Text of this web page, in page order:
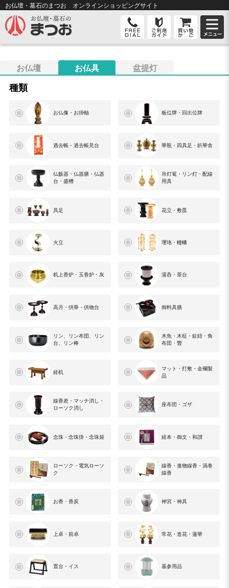
お仏壇・墓石のまつお オンラインショッピングサイト
お仏壇 お仏具 盆提灯
種類
お仏像・お掛軸 板位牌・回出位牌
過去帳・過去帳見台 華瓶・四具足・鋲華舎
仏飯器・仏器膳・仏器
台・盛槽
吊灯篭・リン灯・配線
用具
具足 花立・敷皿
火立 瓔珞・幢幡
机上香炉・玉香炉・灰 湯呑・茶台
高月・供華・供物台 御料具膳
リン、リン布団、リン
台、リン棒
木魚・木柾・鉦鋙・角
布団・畳
経机
マット・打敷・金襴製
品
線香差・マッチ消し・
ローソク消し
座布団・ゴザ
念珠・念珠掛・念珠袋 経本・御文・和讃
ローソク・電気ローソ
ク
線香・進物線香・渦巻
線香
お香・香炭 神宮・神具
上卓・前卓 常花・造花・蓮華
置台・イス 墓参用品